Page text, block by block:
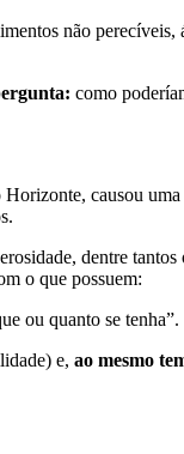
não perecíveis,
como
causou
dentre tantos
o que possuem:
ou quanto se tenha”.
e, ao mesmo